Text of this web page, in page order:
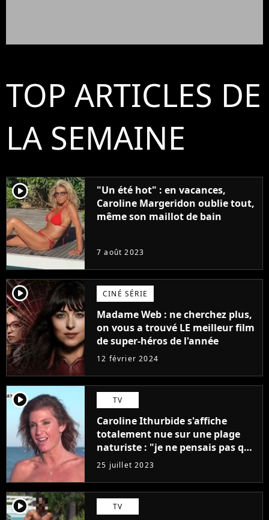
TOP ARTICLES DE
LA SEMAINE
player2
"Un été hot" : en vacances,
Caroline Margeridon oublie tout,
même son maillot de bain
7 août 2023
player2 CINÉ SÉRIE
Madame Web : ne cherchez plus,
on vous a trouvé LE meilleur film
de super-héros de l'année
12 février 2024
player2 TV
Caroline Ithurbide s'affiche
totalement nue sur une plage
naturiste : "je ne pensais pas que
j'arriverais à le faire..."
25 juillet 2023
player2 TV